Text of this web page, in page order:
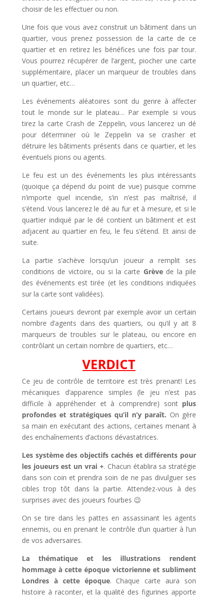
choisir de les effectuer ou non.
Une fois que vous avez construit un bâtiment dans un
quartier, vous prenez possession de la carte de ce
quartier et en retirez les bénéfices une fois par tour.
Vous pourrez récupérer de l’argent, piocher une carte
supplémentaire, placer un marqueur de troubles dans
un quartier, etc…
Les événements aléatoires sont du genre à affecter
tout le monde sur le plateau… Par exemple si vous
tirez la carte Crash de Zeppelin, vous lancerez un dé
pour déterminer où le Zeppelin va se crasher et
détruire les bâtiments présents dans ce quartier, et les
éventuels pions ou agents.
Le feu est un des événements les plus intéressants
(quoique ça dépend du point de vue) puisque comme
n’importe quel incendie, s’in n’est pas maîtrisé, il
s’étend. Vous lancerez le dé au fur et à mesure, et si le
quartier indiqué par le dé contient un bâtiment et est
adjacent au quartier en feu, le feu s’étend. Et ainsi de
suite.
La partie s’achève lorsqu’un joueur a remplit ses
conditions de victoire, ou si la carte Grèvede la pile
des événements est tirée (et les conditions indiquées
sur la carte sont validées).
Certains joueurs devront par exemple avoir un certain
nombre d’agents dans des quartiers, ou qu’il y ait 8
marqueurs de troubles sur le plateau, ou encore en
contrôlant un certain nombre de quartiers, etc…
VERDICT
Ce jeu de contrôle de territoire est très prenant! Les
mécaniques d’apparence simples (le jeu n’est pas
difficile à appréhender et à comprendre) sont plus
profondes et stratégiques qu’il n’y paraît. On gère
sa main en exécutant des actions, certaines menant à
des enchaînements d’actions dévastatrices.
Les système des objectifs cachés et différents pour
les joueurs est un vrai +. Chacun établira sa stratégie
dans son coin et prendra soin de ne pas divulguer ses
cibles trop tôt dans la partie. Attendez-vous à des
surprises avec des joueurs fourbes 😉
On se tire dans les pattes en assassinant les agents
ennemis, ou en prenant le contrôle d’un quartier à l’un
de vos adversaires.
La thématique et les illustrations rendent
hommage à cette époque victorienne et subliment
Londres à cette époque. Chaque carte aura son
histoire à raconter, et la qualité des figurines apporte